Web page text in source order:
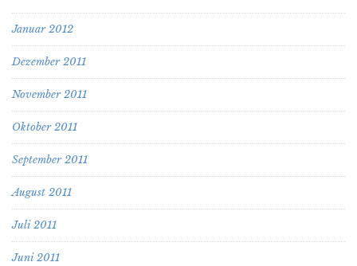
Januar 2012
Dezember 2011
November 2011
Oktober 2011
September 2011
August 2011
Juli 2011
Juni 2011